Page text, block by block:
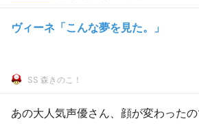
ヴィーネ「こんな夢を見た。」
SS 森きのこ！
あの大人気声優さん、顔が変わった